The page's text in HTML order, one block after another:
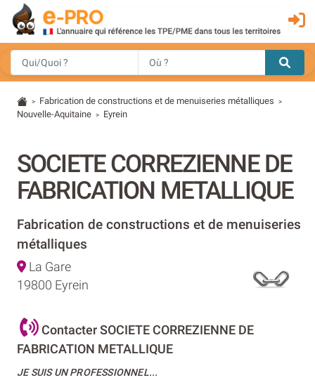
> Fabrication de constructions et de menuiseries métalliques >
Nouvelle-Aquitaine > Eyrein
SOCIETE CORREZIENNE DE
FABRICATION METALLIQUE
Fabrication de constructions et de menuiseries
métalliques
La Gare
19800 Eyrein
Contacter SOCIETE CORREZIENNE DE
FABRICATION METALLIQUE
JE SUIS UN PROFESSIONNEL...